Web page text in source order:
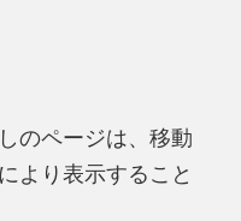
のページは、移動
より表示すること